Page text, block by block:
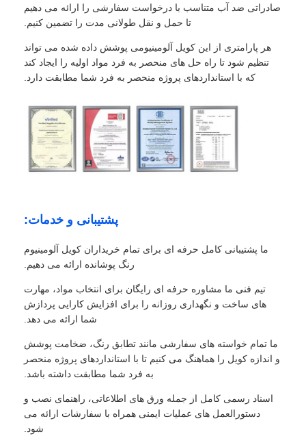
صادراتی ضد آب متناسب با درخواست سفارشی را ارائه می دهیم
تا حمل و نقل طولانی مدت را تضمین کنیم.
هر پارامتری از این کویل آلومینیومی پوشش داده شده می تواند
تنظیم شود تا راه حل های منحصر به فرد مواد اولیه را ایجاد کند
که با استانداردهای پروژه منحصر به فرد شما مطابقت دارد.
پشتیبانی و خدمات:
ما پشتیبانی کامل حرفه ای برای تمام خریداران کویل آلومینیوم
رنگ پوشانده ارائه می دهیم.
تیم فنی ما مشاوره حرفه ای رایگان برای انتخاب مواد، مهارت
های ساخت و نگهداری روزانه را برای افزایش کارایی پردازش
شما ارائه می دهد.
ما تمام خواسته های سفارشی مانند تطابق رنگ، ضخامت پوشش
و اندازه کویل را هماهنگ می کنیم تا با استانداردهای پروژه منحصر
به فرد شما مطابقت داشته باشد.
اسناد رسمی کامل از جمله ورق های اطلاعاتی، راهنمای نصب و
دستورالعمل های عملیات ایمنی همراه با سفارشات ارائه می
شود.